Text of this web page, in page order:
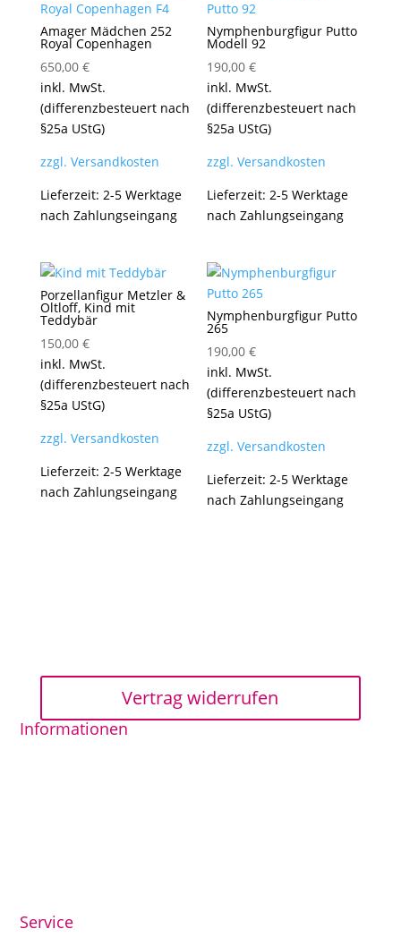
Amager Mädchen 252
Royal Copenhagen
650,00 €
inkl. MwSt.
(differenzbesteuert nach
§25a UStG)
zzgl. Versandkosten
Lieferzeit: 2-5 Werktage
nach Zahlungseingang
Nymphenburgfigur Putto
Modell 92
190,00€
inkl. MwSt.
(differenzbesteuert nach
§25a UStG)
zzgl. Versandkosten
Lieferzeit:2-5 Werktage
nach Zahlungseingang
Porzellanfigur Metzler &
Oltloff, Kind mit
Teddybär
150,00 €
inkl. MwSt.
(differenzbesteuert nach
§25a UStG)
zzgl. Versandkosten
Lieferzeit: 2-5 Werktage
nach Zahlungseingang
Nymphenburgfigur Putto
265
190,00€
inkl. MwSt.
(differenzbesteuert nach
§25a UStG)
zzgl. Versandkosten
Lieferzeit:2-5 Werktage
nach Zahlungseingang
Vertrag widerrufen
Informationen
Service